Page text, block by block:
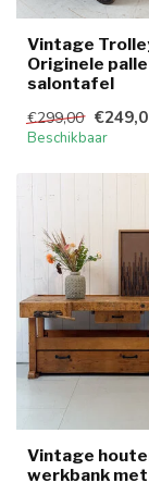
Vintage
Originele
salontafel
€299,00
Beschikbaar
Vintage
werkbank